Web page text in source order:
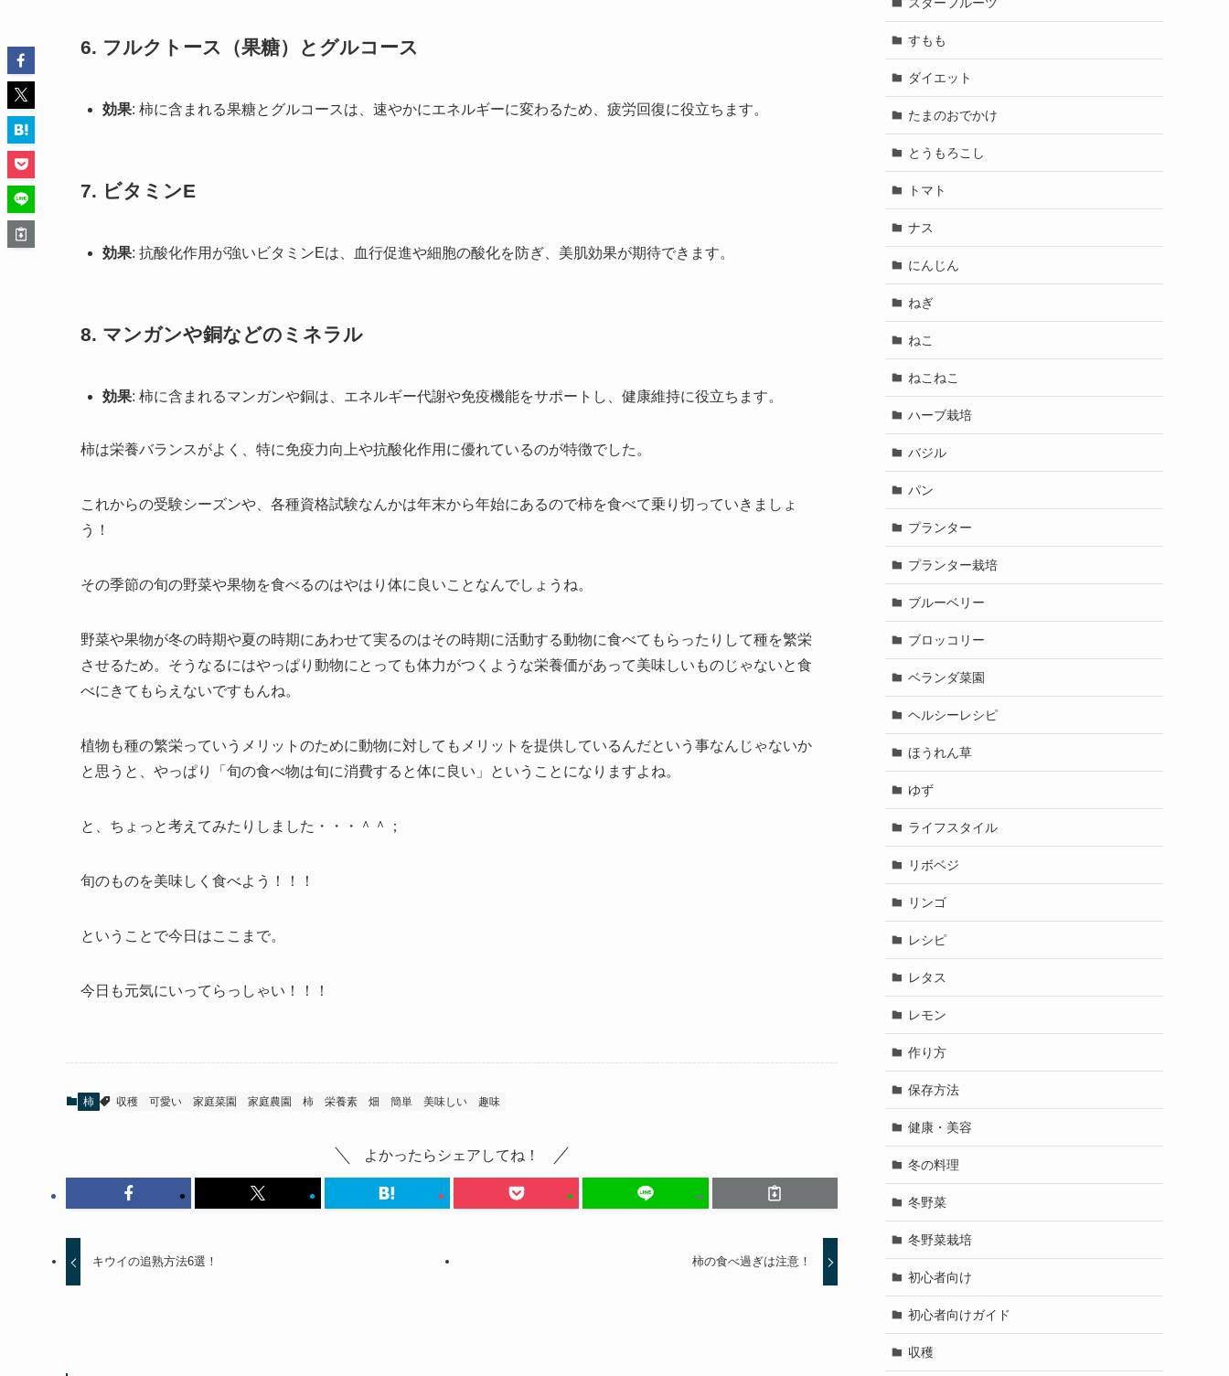
6. フルクトース（果糖）とグルコース
効果: 柿に含まれる果糖とグルコースは、速やかにエネルギーに変わるため、疲労回復に役立ちます。
7. ビタミンE
効果: 抗酸化作用が強いビタミンEは、血行促進や細胞の酸化を防ぎ、美肌効果が期待できます。
8. マンガンや銅などのミネラル
効果: 柿に含まれるマンガンや銅は、エネルギー代謝や免疫機能をサポートし、健康維持に役立ちます。
柿は栄養バランスがよく、特に免疫力向上や抗酸化作用に優れているのが特徴でした。
これからの受験シーズンや、各種資格試験なんかは年末から年始にあるので柿を食べて乗り切っていきましょ
う！
その季節の旬の野菜や果物を食べるのはやはり体に良いことなんでしょうね。
野菜や果物が冬の時期や夏の時期にあわせて実るのはその時期に活動する動物に食べてもらったりして種を繁栄
させるため。そうなるにはやっぱり動物にとっても体力がつくような栄養価があって美味しいものじゃないと食
べにきてもらえないですもんね。
植物も種の繁栄っていうメリットのために動物に対してもメリットを提供しているんだという事なんじゃないか
と思うと、やっぱり「旬の食べ物は旬に消費すると体に良い」ということになりますよね。
と、ちょっと考えてみたりしました・・・＾＾；
旬のものを美味しく食べよう！！！
ということで今日はここまで。
今日も元気にいってらっしゃい！！！
柿 収穫 可愛い 家庭菜園 家庭農園 柿 栄養素 畑 簡単 美味しい 趣味
よかったらシェアしてね！
キウイの追熟方法6選！ 柿の食べ過ぎは注意！
すもも
ダイエット
たまのおでかけ
とうもろこし
トマト
ナス
にんじん
ねぎ
ねこ
ねこねこ
ハーブ栽培
バジル
パン
プランター
プランター栽培
ブルーベリー
ブロッコリー
ベランダ菜園
ヘルシーレシピ
ほうれん草
ゆず
ライフスタイル
リボベジ
リンゴ
レシピ
レタス
レモン
作り方
保存方法
健康・美容
冬の料理
冬野菜
冬野菜栽培
初心者向け
初心者向けガイド
収穫